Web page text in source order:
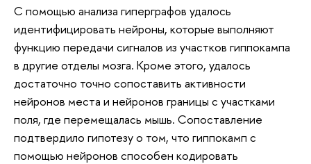
С помощью анализа гиперграфов удалось
идентифицировать нейроны, которые выполняют
функцию передачи сигналов из участков гиппокампа
в другие отделы мозга. Кроме этого, удалось
достаточно точно сопоставить активности
нейронов места и нейронов границы с участками
поля, где перемещалась мышь. Сопоставление
подтвердило гипотезу о том, что гиппокамп с
помощью нейронов способен кодировать